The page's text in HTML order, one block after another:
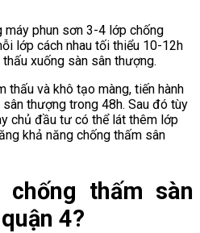
phun sơn 3-4 lớp chống
lớp cách nhau tối thiểu 10-12h
xuống sàn sân thượng.
thấu và khô tạo màng, tiến hành
thượng trong 48h. Sau đó tùy
chủ đầu tư có thể lát thêm lớp
khả năng chống thấm sân
thấm sàn
4?